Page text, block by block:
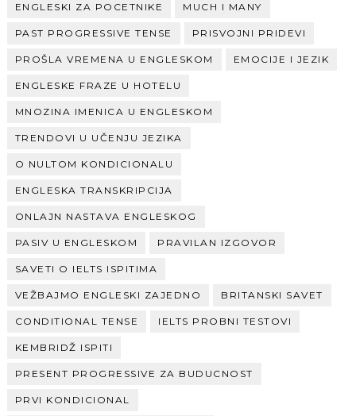
ENGLESKI ZA POCETNIKE MUCH I MANY
PAST PROGRESSIVE TENSE PRISVOJNI PRIDEVI
PROŠLA VREMENA U ENGLESKOM EMOCIJE I JEZIK
ENGLESKE FRAZE U HOTELU
MNOZINA IMENICA U ENGLESKOM
TRENDOVI U UČENJU JEZIKA
O NULTOM KONDICIONALU
ENGLESKA TRANSKRIPCIJA
ONLAJN NASTAVA ENGLESKOG
PASIV U ENGLESKOM PRAVILAN IZGOVOR
SAVETI O IELTS ISPITIMA
VEŽBAJMO ENGLESKI ZAJEDNO BRITANSKI SAVET
CONDITIONAL TENSE IELTS PROBNI TESTOVI
KEMBRIDŽ ISPITI
PRESENT PROGRESSIVE ZA BUDUCNOST
PRVI KONDICIONAL